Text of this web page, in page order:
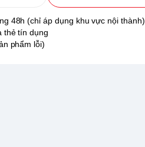
48h (chỉ áp dụng khu vực nội thành)
thẻ tín dụng
phẩm lỗi)